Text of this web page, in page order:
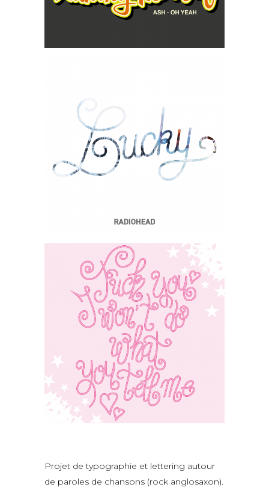
Projet de typographie et lettering autour
de paroles de chansons (rock anglosaxon).